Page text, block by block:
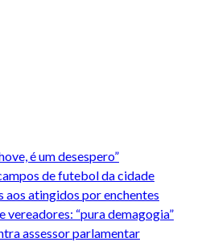
é um desespero”
de futebol da cidade
aos atingidos por enchentes
“pura demagogia”
assessor parlamentar